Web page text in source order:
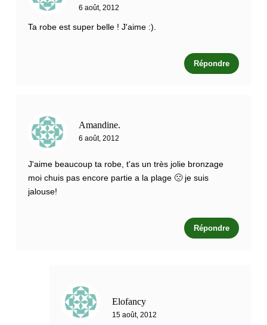
6 août, 2012
Ta robe est super belle ! J'aime :).
Répondre
Amandine.
6 août, 2012
J'aime beaucoup ta robe, t'as un très jolie bronzage
moi chuis pas encore partie a la plage 🙁 je suis
jalouse!
Répondre
Elofancy
15 août, 2012